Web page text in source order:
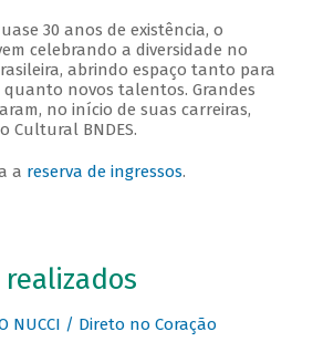
30 anos de existência, o
celebrando a diversidade no
abrindo espaço tanto para
novos talentos. Grandes
no início de suas carreiras,
Cultural BNDES.
a reserva de ingressos.
NUCCI / Direto no Coração